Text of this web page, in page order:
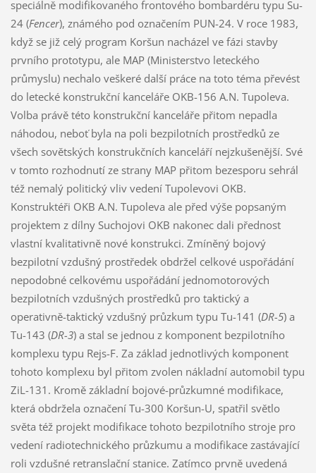
speciálně modifikovaného frontového bombardéru typu Su-
24 (Fencer), známého pod označením PUN-24. V roce 1983,
když se již celý program Koršun nacházel ve fázi stavby
prvního prototypu, ale MAP (Ministerstvo leteckého
průmyslu) nechalo veškeré další práce na toto téma převést
do letecké konstrukční kanceláře OKB-156 A.N. Tupoleva.
Volba právě této konstrukční kanceláře přitom nepadla
náhodou, neboť byla na poli bezpilotních prostředků ze
všech sovětských konstrukčních kanceláří nejzkušenější. Své
v tomto rozhodnutí ze strany MAP přitom bezesporu sehrál
též nemalý politický vliv vedení Tupolevovi OKB.
Konstruktéři OKB A.N. Tupoleva ale před výše popsaným
projektem z dílny Suchojovi OKB nakonec dali přednost
vlastní kvalitativně nové konstrukci. Zmíněný bojový
bezpilotní vzdušný prostředek obdržel celkové uspořádání
nepodobné celkovému uspořádání jednomotorových
bezpilotních vzdušných prostředků pro taktický a
operativně-taktický vzdušný průzkum typu Tu-141 (DR-5) a
Tu-143 (DR-3) a stal se jednou z komponent bezpilotního
komplexu typu Rejs-F. Za základ jednotlivých komponent
tohoto komplexu byl přitom zvolen nákladní automobil typu
ZiL-131. Kromě základní bojové-průzkumné modifikace,
která obdržela označení Tu-300 Koršun-U, spatřil světlo
světa též projekt modifikace tohoto bezpilotního stroje pro
vedení radiotechnického průzkumu a modifikace zastávající
roli vzdušné retranslační stanice. Zatímco prvně uvedená